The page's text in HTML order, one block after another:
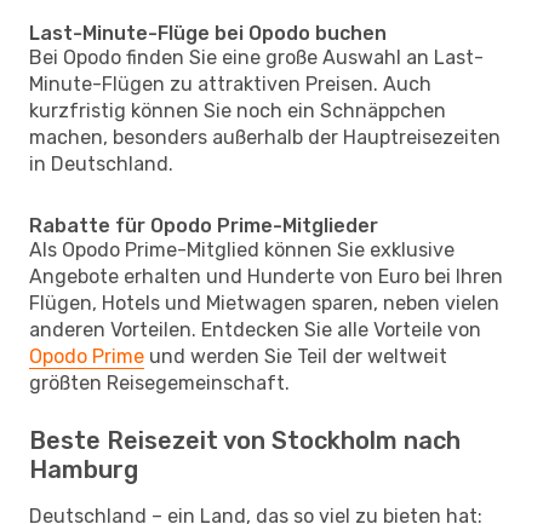
Last-Minute-Flüge bei Opodo buchen
Bei Opodo finden Sie eine große Auswahl an Last-
Minute-Flügen zu attraktiven Preisen. Auch
kurzfristig können Sie noch ein Schnäppchen
machen, besonders außerhalb der Hauptreisezeiten
in Deutschland.
Rabatte für Opodo Prime-Mitglieder
Als Opodo Prime-Mitglied können Sie exklusive
Angebote erhalten und Hunderte von Euro bei Ihren
Flügen, Hotels und Mietwagen sparen, neben vielen
anderen Vorteilen. Entdecken Sie alle Vorteile von
Opodo Prime und werden Sie Teil der weltweit
größten Reisegemeinschaft.
Beste Reisezeit von Stockholm nach
Hamburg
Deutschland – ein Land, das so viel zu bieten hat: